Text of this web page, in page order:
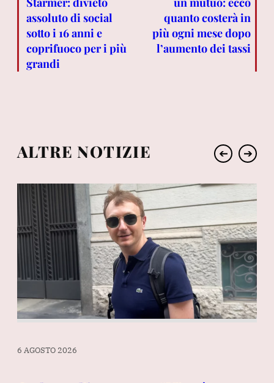
assoluto di social
sotto i 16 anni e
coprifuoco per i più
grandi
quanto costerà in
più ogni mese dopo
l’aumento dei tassi
ALTRE NOTIZIE ➔ ➔
6 AGOSTO 2026